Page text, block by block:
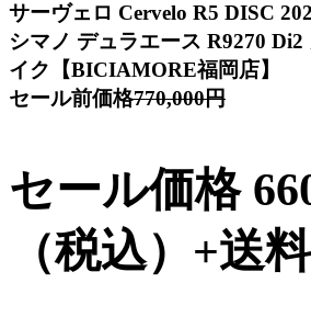
サーヴェロ Cervelo R5 DISC
シマノ デュラエース R9270
イク【BICIAMORE福岡店】
セール前価格770,000円
セール価格
（税込）+送料